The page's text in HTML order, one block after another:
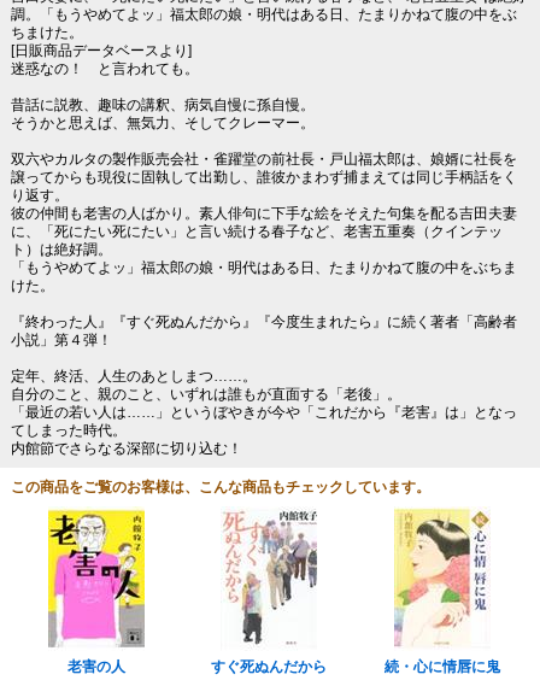
調。「もうやめてよッ」福太郎の娘・明代はある日、たまりかねて腹の中をぶ
ちまけた。
[日販商品データベースより]
迷惑なの！ と言われても。
昔話に説教、趣味の講釈、病気自慢に孫自慢。
そうかと思えば、無気力、そしてクレーマー。
双六やカルタの製作販売会社・雀躍堂の前社長・戸山福太郎は、娘婿に社長を
譲ってからも現役に固執して出勤し、誰彼かまわず捕まえては同じ手柄話をく
り返す。
彼の仲間も老害の人ばかり。素人俳句に下手な絵をそえた句集を配る吉田夫妻
に、「死にたい死にたい」と言い続ける春子など、老害五重奏（クインテッ
ト）は絶好調。
「もうやめてよッ」福太郎の娘・明代はある日、たまりかねて腹の中をぶちま
けた。
『終わった人』『すぐ死ぬんだから』『今度生まれたら』に続く著者「高齢者
小説」第４弾！
定年、終活、人生のあとしまつ……。
自分のこと、親のこと、いずれは誰もが直面する「老後」。
「最近の若い人は……」というぼやきが今や「これだから『老害』は」となっ
てしまった時代。
内館節でさらなる深部に切り込む！
この商品をご覧のお客様は、こんな商品もチェックしています。
老害の人 すぐ死ぬんだから 続・心に情唇に鬼